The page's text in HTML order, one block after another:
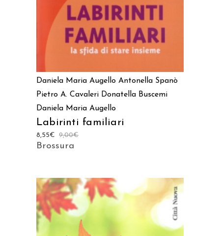
Daniela Maria Augello Antonella Spanò
Pietro A. Cavaleri Donatella Buscemi
Daniela Maria Augello
Labirinti familiari
9,00€
8,55€
Brossura